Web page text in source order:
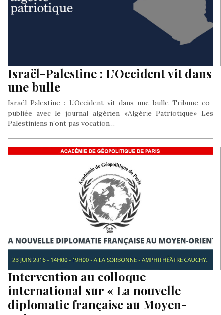
Israël-Palestine : L’Occident vit dans
une bulle
Israël-Palestine : L’Occident vit dans une bulle Tribune co-
publiée avec le journal algérien «Algérie Patriotique» Les
Palestiniens n’ont pas vocation…
Intervention au colloque
international sur « La nouvelle
diplomatie française au Moyen-